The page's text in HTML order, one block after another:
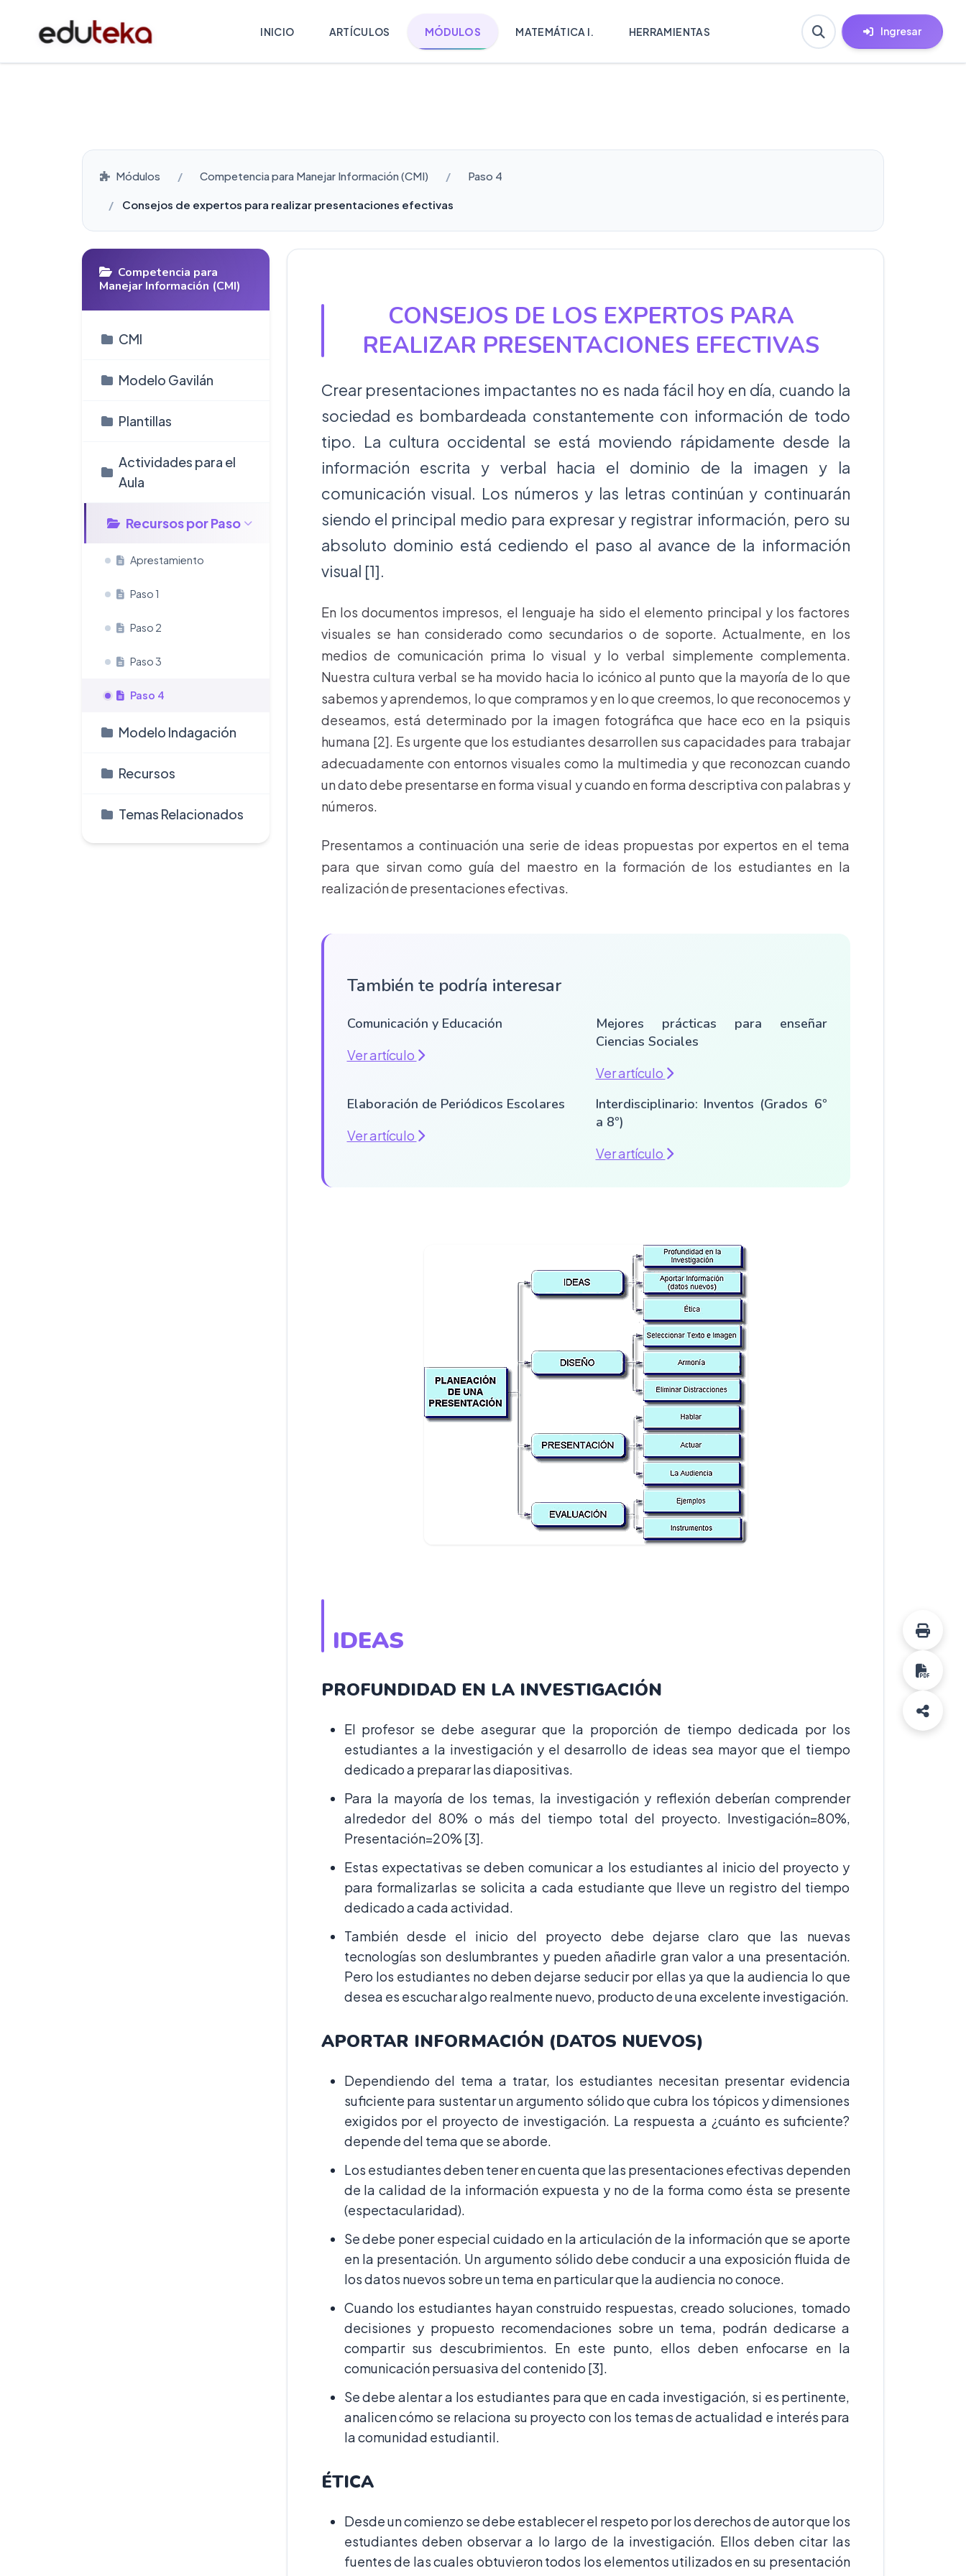
INICIO ARTÍCULOS MÓDULOS MATEMÁTICA I. HERRAMIENTAS Ingresar
Módulos Competencia para Manejar Información (CMI) Paso 4
Consejos de expertos para realizar presentaciones efectivas
Competencia para
Manejar Información (CMI)
CMI
Modelo Gavilán
Plantillas
Actividades para el
Aula
Recursos por Paso
Aprestamiento
Paso 1
Paso 2
Paso 3
Paso 4
Modelo Indagación
Recursos
Temas Relacionados
CONSEJOS DE LOS EXPERTOS PARA
REALIZAR PRESENTACIONES EFECTIVAS
Crear presentaciones impactantes no es nada fácil hoy en día, cuando la
sociedad es bombardeada constantemente con información de todo
tipo. La cultura occidental se está moviendo rápidamente desde la
información escrita y verbal hacia el dominio de la imagen y la
comunicación visual. Los números y las letras continúan y continuarán
siendo el principal medio para expresar y registrar información, pero su
absoluto dominio está cediendo el paso al avance de la información
visual [1].
En los documentos impresos, el lenguaje ha sido el elemento principal y los factores
visuales se han considerado como secundarios o de soporte. Actualmente, en los
medios de comunicación prima lo visual y lo verbal simplemente complementa.
Nuestra cultura verbal se ha movido hacia lo icónico al punto que la mayoría de lo que
sabemos y aprendemos, lo que compramos y en lo que creemos, lo que reconocemos y
deseamos, está determinado por la imagen fotográfica que hace eco en la psiquis
humana [2]. Es urgente que los estudiantes desarrollen sus capacidades para trabajar
adecuadamente con entornos visuales como la multimedia y que reconozcan cuando
un dato debe presentarse en forma visual y cuando en forma descriptiva con palabras y
números.
Presentamos a continuación una serie de ideas propuestas por expertos en el tema
para que sirvan como guía del maestro en la formación de los estudiantes en la
realización de presentaciones efectivas.
También te podría interesar
Comunicación y Educación
Ver artículo
Mejores prácticas para enseñar
Ciencias Sociales
Ver artículo
Elaboración de Periódicos Escolares
Ver artículo
Interdisciplinario: Inventos (Grados 6º
a 8º)
Ver artículo
IDEAS
PROFUNDIDAD EN LA INVESTIGACIÓN
El profesor se debe asegurar que la proporción de tiempo dedicada por los
estudiantes a la investigación y el desarrollo de ideas sea mayor que el tiempo
dedicado a preparar las diapositivas.
Para la mayoría de los temas, la investigación y reflexión deberían comprender
alrededor del 80% o más del tiempo total del proyecto. Investigación=80%,
Presentación=20% [3].
Estas expectativas se deben comunicar a los estudiantes al inicio del proyecto y
para formalizarlas se solicita a cada estudiante que lleve un registro del tiempo
dedicado a cada actividad.
También desde el inicio del proyecto debe dejarse claro que las nuevas
tecnologías son deslumbrantes y pueden añadirle gran valor a una presentación.
Pero los estudiantes no deben dejarse seducir por ellas ya que la audiencia lo que
desea es escuchar algo realmente nuevo, producto de una excelente investigación.
APORTAR INFORMACIÓN (DATOS NUEVOS)
Dependiendo del tema a tratar, los estudiantes necesitan presentar evidencia
suficiente para sustentar un argumento sólido que cubra los tópicos y dimensiones
exigidos por el proyecto de investigación. La respuesta a ¿cuánto es suficiente?
depende del tema que se aborde.
Los estudiantes deben tener en cuenta que las presentaciones efectivas dependen
de la calidad de la información expuesta y no de la forma como ésta se presente
(espectacularidad).
Se debe poner especial cuidado en la articulación de la información que se aporte
en la presentación. Un argumento sólido debe conducir a una exposición fluida de
los datos nuevos sobre un tema en particular que la audiencia no conoce.
Cuando los estudiantes hayan construido respuestas, creado soluciones, tomado
decisiones y propuesto recomendaciones sobre un tema, podrán dedicarse a
compartir sus descubrimientos. En este punto, ellos deben enfocarse en la
comunicación persuasiva del contenido [3].
Se debe alentar a los estudiantes para que en cada investigación, si es pertinente,
analicen cómo se relaciona su proyecto con los temas de actualidad e interés para
la comunidad estudiantil.
ÉTICA
Desde un comienzo se debe establecer el respeto por los derechos de autor que los
estudiantes deben observar a lo largo de la investigación. Ellos deben citar las
fuentes de las cuales obtuvieron todos los elementos utilizados en su presentación